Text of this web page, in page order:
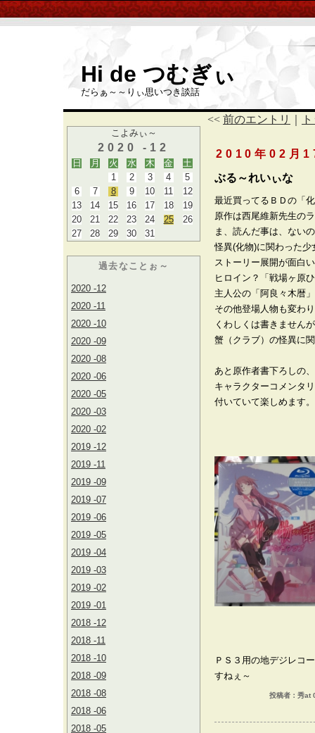
Hi de つむぎぃ
だらぁ～～りぃ思いつき談話
こよみぃ～
2020 -12
日 月 火 水 木 金
土
1
2 3 4
5
6
7 8 9 10 11
12
13
14 15 16 17 18
19
20
21 22 23 24 25
26
27
28 29 30 31
過去なことぉ～
2020 -12
2020 -11
2020 -10
2020 -09
2020 -08
2020 -06
2020 -05
2020 -03
2020 -02
2019 -12
2019 -11
2019 -09
2019 -07
2019 -06
2019 -05
2019 -04
2019 -03
2019 -02
2019 -01
2018 -12
2018 -11
2018 -10
2018 -09
2018 -08
2018 -06
2018 -05
<< 前のエントリ
2010年02月
ぶる～れいぃな
最近買ってるＢＤの「
原作は西尾維新先生の
ま、読んだ事は、ない
怪異(化物)に関わった少
ストーリー展開が面白
ヒロイン？「戦場ヶ原
主人公の「阿良々木暦
その他登場人物も変わ
くわしくは書きません
蟹（クラブ）の怪異に
あと原作者書下ろしの
キャラクターコメンタ
付いていて楽しめます。
ＰＳ３用の地デジレコ
すねぇ～
投稿者：秀at